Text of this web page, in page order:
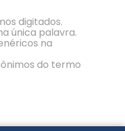
digitados.
única palavra.
na
do termo